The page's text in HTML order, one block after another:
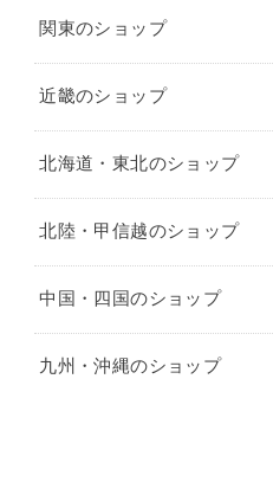
関東のショップ
近畿のショップ
北海道・東北のショップ
北陸・甲信越のショップ
中国・四国のショップ
九州・沖縄のショップ